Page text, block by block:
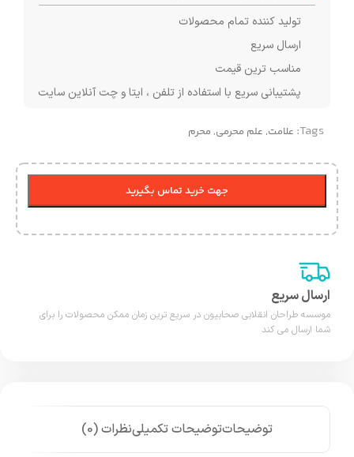
تولید کننده تمام محصولات
ارسال سریع
مناسب ترین قیمت
پشتیبانی سریع با استفاده از تلفن ، ایتا و چت آنلاین سایت
Tags: علامت, علم محرمی, محرم
جهت خرید تماس بگیرید
ارسال سریع
موسسه طراحان انقلابی صحابیون در سریع ترین زمان ممکن محصولات را برای
شما ارسال می کند
توضیحاتتوضیحات تکمیلینظرات (0)